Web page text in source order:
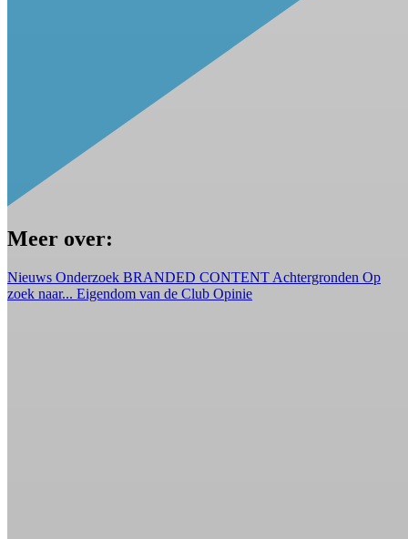
Meer over:
Nieuws Onderzoek BRANDED CONTENT Achtergronden Op
zoek naar... Eigendom van de Club Opinie